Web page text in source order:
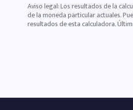
Aviso legal: Los resultados de la
de la moneda particular actuales.
resultados de esta calculadora.